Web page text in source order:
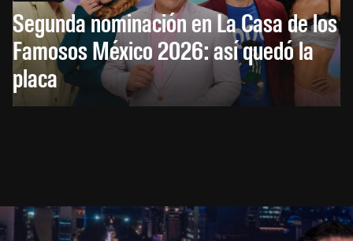
Segunda nominación en La Casa de los
Famosos México 2026: así quedó la
placa